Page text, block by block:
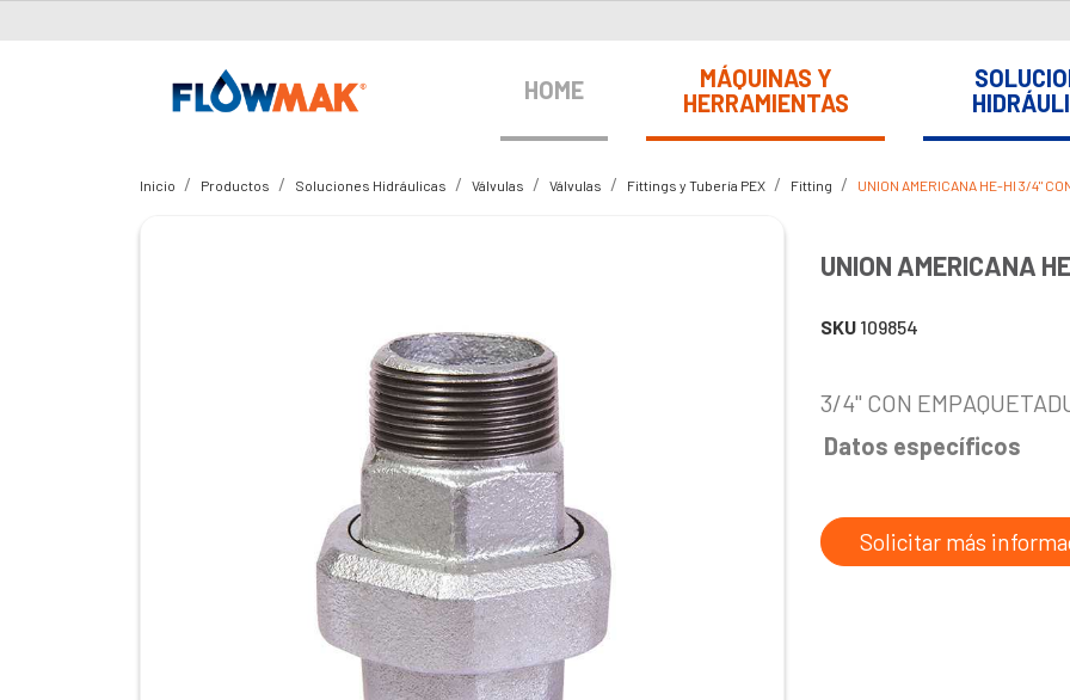
HOME
MÁQUINAS Y
HERRAMIENTAS
Inicio Productos Soluciones Hidráulicas Válvulas Válvulas Fittings y Tubería PEX Fitting UNION AMERICANA HE-HI 3/4"
UNION AMERICANA
SKU 109854
3/4" CON
Datos específicos
Solicitar más